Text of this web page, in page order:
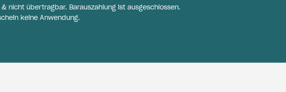
nicht übertragbar. Barauszahlung ist ausgeschlossen.
keine Anwendung.